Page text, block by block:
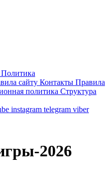
Политика
сайту Контакты Правила
политика Структура
instagram telegram viber
2026